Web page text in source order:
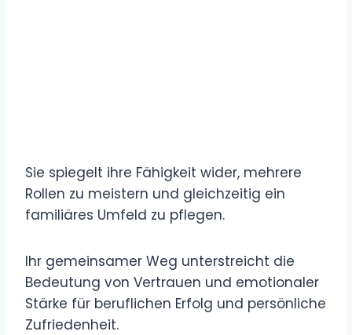
Sie spiegelt ihre Fähigkeit wider, mehrere
Rollen zu meistern und gleichzeitig ein
familiäres Umfeld zu pflegen.
Ihr gemeinsamer Weg unterstreicht die
Bedeutung von Vertrauen und emotionaler
Stärke für beruflichen Erfolg und persönliche
Zufriedenheit.